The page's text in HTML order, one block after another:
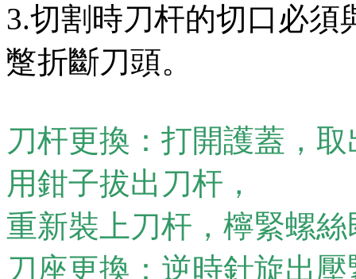
3.切割時刀杆的切口必
蹩折斷刀頭。
刀杆更換：打開護蓋，
用鉗子拔出刀杆，
重新裝上刀杆，檸緊螺絲
刀座更換：逆時針旋出